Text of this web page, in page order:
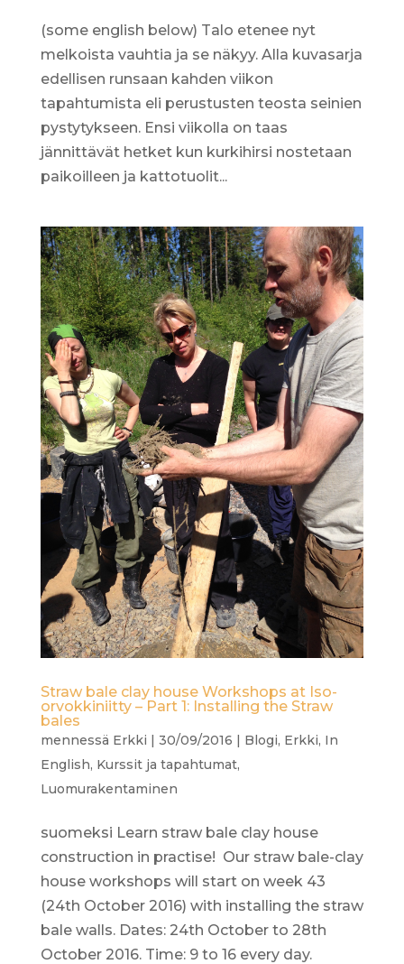
(some english below) Talo etenee nyt
melkoista vauhtia ja se näkyy. Alla kuvasarja
edellisen runsaan kahden viikon
tapahtumista eli perustusten teosta seinien
pystytykseen. Ensi viikolla on taas
jännittävät hetket kun kurkihirsi nostetaan
paikoilleen ja kattotuolit...
Straw bale clay house Workshops at Iso-
orvokkiniitty – Part 1: Installing the Straw
bales
mennessä Erkki | 30/09/2016 | Blogi, Erkki, In
English, Kurssit ja tapahtumat,
Luomurakentaminen
suomeksi Learn straw bale clay house
construction in practise! Our straw bale-clay
house workshops will start on week 43
(24th October 2016) with installing the straw
bale walls. Dates: 24th October to 28th
October 2016. Time: 9 to 16 every day.